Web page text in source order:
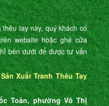
tay này, quý khách có
website hoặc ghé cửa
bên dưới để được tư vấn
Xuất Tranh Thêu Tay
Toản, phường Võ Thị